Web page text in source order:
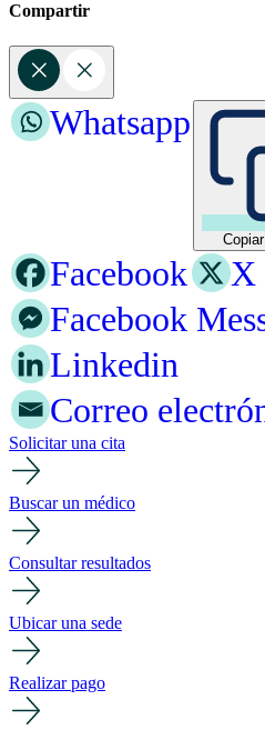
Compartir
Whatsapp
Facebook
X
Facebook
Linkedin
Correo
Solicitar una cita
Buscar un médico
Consultar resultados
Ubicar una sede
Realizar pago